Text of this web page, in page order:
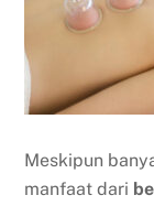
Meskipun
manfaat dari